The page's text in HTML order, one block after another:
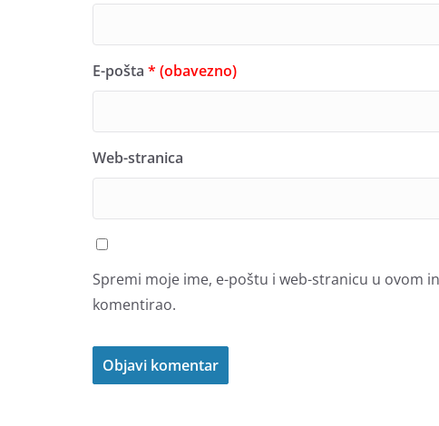
E-pošta * (obavezno)
Web-stranica
Spremi moje ime, e-poštu i web-stranicu u ovom
komentirao.